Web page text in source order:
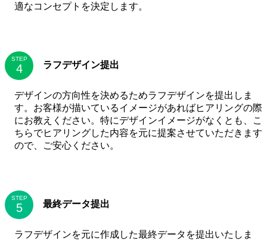
適なコンセプトを決定します。
STEP
ラフデザイン提出
デザインの方向性を決めるためラフデザインを提出しま
す。お客様が描いているイメージがあればヒアリングの際
にお教えください。特にデザインイメージがなくとも、こ
ちらでヒアリングした内容を元に提案させていただきます
ので、ご安心ください。
STEP
最終データ提出
ラフデザインを元に作成した最終データを提出いたしま